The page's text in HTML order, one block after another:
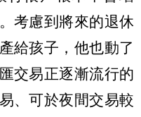
考慮到將來的退休
給孩子，他也動了
交易正逐漸流行的
、可於夜間交易較